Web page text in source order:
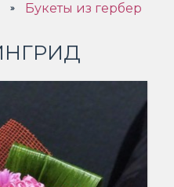
» Букеты из гербер